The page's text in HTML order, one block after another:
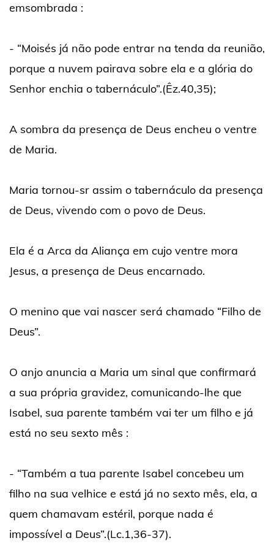
emsombrada :
- “Moisés já não pode entrar na tenda da reunião,
porque a nuvem pairava sobre ela e a glória do
Senhor enchia o tabernáculo”.(Êz.40,35);
A sombra da presença de Deus encheu o ventre
de Maria.
Maria tornou-sr assim o tabernáculo da presença
de Deus, vivendo com o povo de Deus.
Ela é a Arca da Aliança em cujo ventre mora
Jesus, a presença de Deus encarnado.
O menino que vai nascer será chamado “Filho de
Deus”.
O anjo anuncia a Maria um sinal que confirmará
a sua própria gravidez, comunicando-lhe que
Isabel, sua parente também vai ter um filho e já
está no seu sexto mês :
- “Também a tua parente Isabel concebeu um
filho na sua velhice e está já no sexto mês, ela, a
quem chamavam estéril, porque nada é
impossível a Deus”.(Lc.1,36-37).